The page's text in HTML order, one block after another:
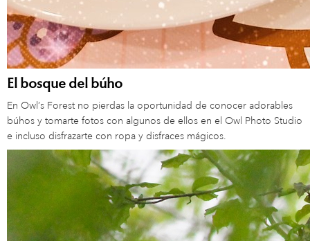
El bosque del búho
En Owl’s Forest no pierdas la oportunidad de conocer adorables
búhos y tomarte fotos con algunos de ellos en el Owl Photo Studio
e incluso disfrazarte con ropa y disfraces mágicos.